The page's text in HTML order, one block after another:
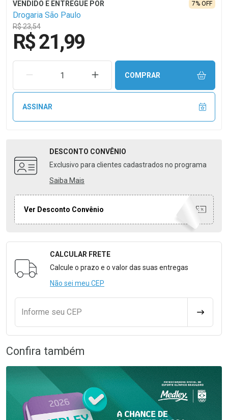
Drogaria São Paulo
R$ 23,54
7% OFF
R$ 21,99
REMOVER UMA UNIDADEAUMENTAR UMA UNIDADE
COMPRAR
ASSINAR
DESCONTO CONVÊNIO
Exclusivo para clientes cadastrados no programa
Saiba Mais
Ver Desconto Convênio
Formulário para Calcular o Frete
CALCULAR FRETE
Calcule o prazo e o valor das suas entregas
Não sei meu CEP
Informe seu CEP
Confira também